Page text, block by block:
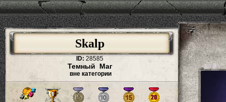
Skalp
ID: 28585
Темный Маг
вне категории